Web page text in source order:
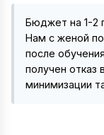
Бюджет на 1-2
Нам с женой по
после
получен отказ
минимизации